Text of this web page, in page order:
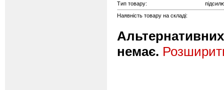
Тип товару:
Наявність товару на складі:
Альтернативних
немає.